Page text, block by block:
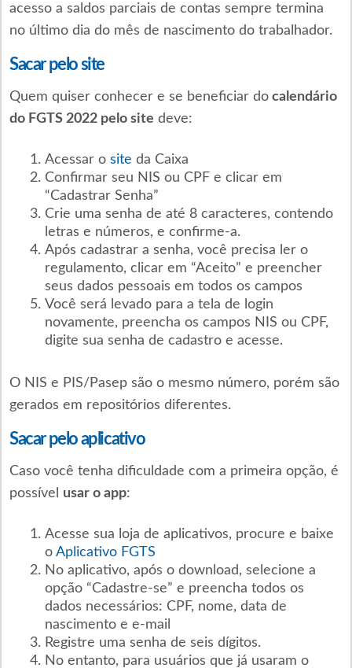
acesso a saldos parciais de contas sempre termina
no último dia do mês de nascimento do trabalhador.
Sacar pelo site
Quem quiser conhecer e se beneficiar docalendário
do FGTS 2022 pelo site deve:
Acessar o site da Caixa
Confirmar seu NIS ou CPF e clicar em
“Cadastrar Senha”
Crie uma senha de até 8 caracteres, contendo
letras e números, e confirme-a.
Após cadastrar a senha, você precisa ler o
regulamento, clicar em “Aceito” e preencher
seus dados pessoais em todos os campos
Você será levado para a tela de login
novamente, preencha os campos NIS ou CPF,
digite sua senha de cadastro e acesse.
O NIS e PIS/Pasep são o mesmo número, porém são
gerados em repositórios diferentes.
Sacar pelo aplicativo
Caso você tenha dificuldade com a primeira opção, é
possível usar o app:
Acesse sua loja de aplicativos, procure e baixe
o Aplicativo FGTS
No aplicativo, após o download, selecione a
opção “Cadastre-se” e preencha todos os
dados necessários: CPF, nome, data de
nascimento e e-mail
Registre uma senha de seis dígitos.
No entanto, para usuários que já usaram o